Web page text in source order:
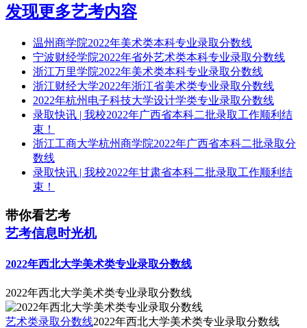
发现更多艺考内容
温州商学院2022年美术类本科专业录取分数线
宁波财经学院2022年省外艺术类本科专业录取分数线
浙江万里学院2022年美术类本科专业录取分数线
浙江财经大学2022年浙江省美术类专业录取分数线
2022年杭州电子科技大学设计学类专业录取分数线
录取快讯 | 我校2022年广西省本科二批录取工作顺利结
束！
浙江工商大学杭州商学院2022年广西省本科二批录取分
数线
录取快讯 | 我校2022年甘肃省本科二批录取工作顺利结
束！
带你看艺考
艺考信息时光机
2022年西北大学美术类专业录取分数线
2022年西北大学美术类专业录取分数线
艺术类录取分数线2022年西北大学美术类专业录取分数线